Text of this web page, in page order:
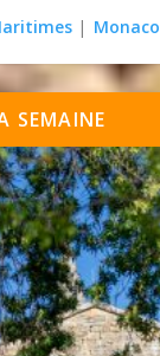
| Monaco
SEMAINE